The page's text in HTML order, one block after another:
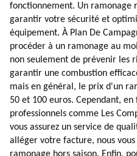
fonctionnement. Un ramonage
garantir votre sécurité et
équipement. À Plan De
procéder à un ramonage au
non seulement de prévenir les
garantir une combustion
mais en général, le prix d'un
50 et 100 euros. Cependant,
professionnels comme Les
vous assurez un service de
alléger votre facture, nous
ramonage hors saison. Enfin,